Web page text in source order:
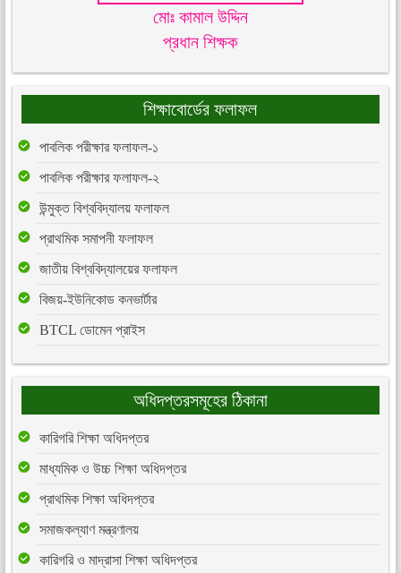
মোঃ কামাল উদ্দিন
প্রধান শিক্ষক
শিক্ষাবোর্ডের ফলাফল
পাবলিক পরীক্ষার ফলাফল-১
পাবলিক পরীক্ষার ফলাফল-২
উন্মুক্ত বিশ্ববিদ্যালয় ফলাফল
প্রাথমিক সমাপনী ফলাফল
জাতীয় বিশ্ববিদ্যালয়ের ফলাফল
বিজয়-ইউনিকোড কনভার্টার
BTCL ডোমেন প্রাইস
অধিদপ্তরসমূহের ঠিকানা
কারিগরি শিক্ষা অধিদপ্তর
মাধ্যমিক ও উচ্চ শিক্ষা অধিদপ্তর
প্রাথমিক শিক্ষা অধিদপ্তর
সমাজকল্যাণ মন্ত্রণালয়
কারিগরি ও মাদ্রাসা শিক্ষা অধিদপ্তর